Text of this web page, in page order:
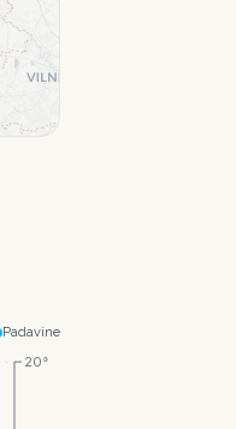
Padavine
20°